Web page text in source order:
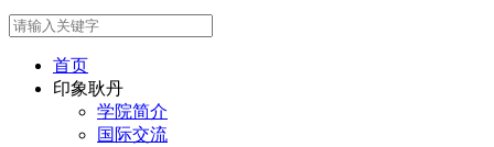
首页
印象耿丹
学院简介
国际交流